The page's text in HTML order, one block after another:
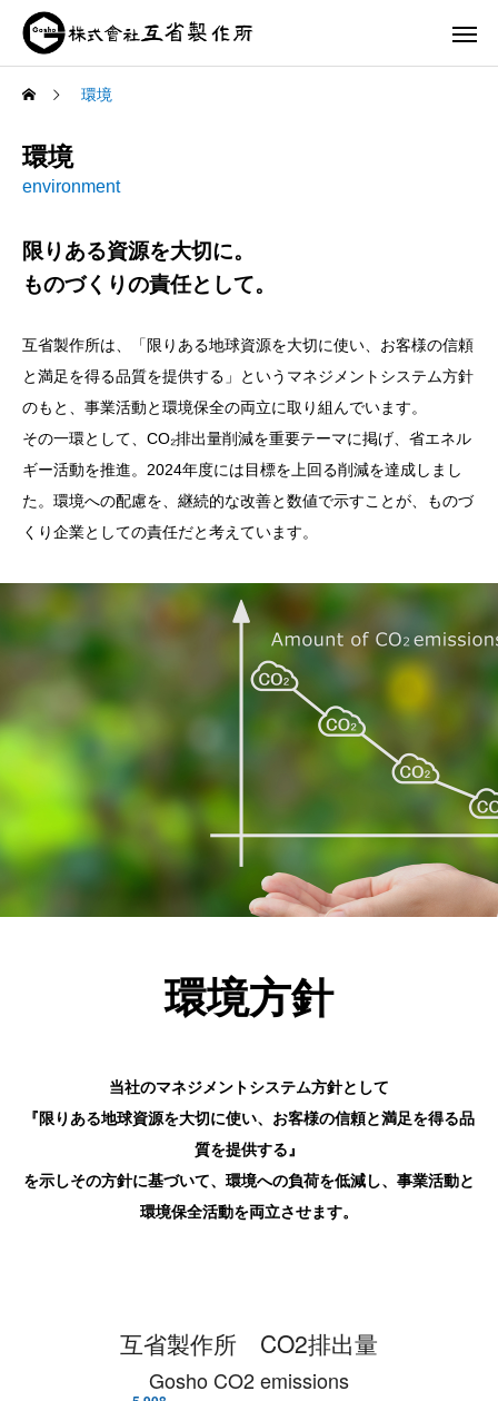
環境
環境
environment
限りある資源を大切に。
ものづくりの責任として。
互省製作所は、「限りある地球資源を大切に使い、お客様の信頼
と満足を得る品質を提供する」というマネジメントシステム方針
のもと、事業活動と環境保全の両立に取り組んでいます。
その一環として、CO₂排出量削減を重要テーマに掲げ、省エネル
ギー活動を推進。2024年度には目標を上回る削減を達成しまし
た。環境への配慮を、継続的な改善と数値で示すことが、ものづ
くり企業としての責任だと考えています。
環境方針
当社のマネジメントシステム方針として
『限りある地球資源を大切に使い、お客様の信頼と満足を得る品
質を提供する』
を示しその方針に基づいて、環境への負荷を低減し、事業活動と
環境保全活動を両立させます。